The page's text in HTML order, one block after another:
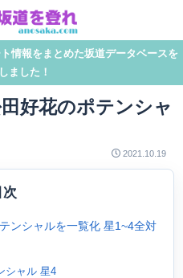
情報をまとめた坂道データベースを
ました！
好花のポテンシャ
2021.10.19
次
ンシャルを一覧化 星1~4全対
シャル 星4